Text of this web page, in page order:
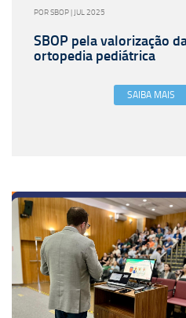
POR SBOP | JUL 2025
SBOP pela valorização
ortopedia pediátrica
SAIBA MAIS